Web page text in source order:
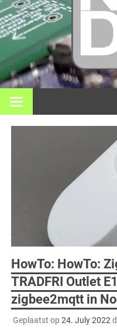
Op nerdiy.de draait
smart home en vele
HowTo: HowTo:
TRADFRI Outlet
zigbee2mqtt in
Geplaatst op 24. July 2022